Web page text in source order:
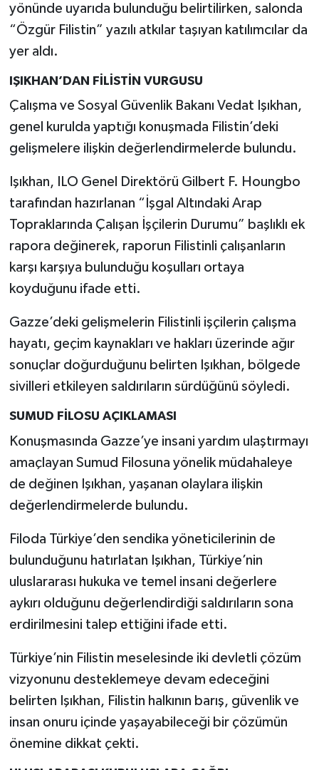
yönünde uyarıda bulunduğu belirtilirken, salonda
“Özgür Filistin” yazılı atkılar taşıyan katılımcılar da
yer aldı.
IŞIKHAN’DAN FİLİSTİN VURGUSU
Çalışma ve Sosyal Güvenlik Bakanı Vedat Işıkhan,
genel kurulda yaptığı konuşmada Filistin’deki
gelişmelere ilişkin değerlendirmelerde bulundu.
Işıkhan, ILO Genel Direktörü Gilbert F. Houngbo
tarafından hazırlanan “İşgal Altındaki Arap
Topraklarında Çalışan İşçilerin Durumu” başlıklı ek
rapora değinerek, raporun Filistinli çalışanların
karşı karşıya bulunduğu koşulları ortaya
koyduğunu ifade etti.
Gazze’deki gelişmelerin Filistinli işçilerin çalışma
hayatı, geçim kaynakları ve hakları üzerinde ağır
sonuçlar doğurduğunu belirten Işıkhan, bölgede
sivilleri etkileyen saldırıların sürdüğünü söyledi.
SUMUD FİLOSU AÇIKLAMASI
Konuşmasında Gazze’ye insani yardım ulaştırmayı
amaçlayan Sumud Filosuna yönelik müdahaleye
de değinen Işıkhan, yaşanan olaylara ilişkin
değerlendirmelerde bulundu.
Filoda Türkiye’den sendika yöneticilerinin de
bulunduğunu hatırlatan Işıkhan, Türkiye’nin
uluslararası hukuka ve temel insani değerlere
aykırı olduğunu değerlendirdiği saldırıların sona
erdirilmesini talep ettiğini ifade etti.
Türkiye’nin Filistin meselesinde iki devletli çözüm
vizyonunu desteklemeye devam edeceğini
belirten Işıkhan, Filistin halkının barış, güvenlik ve
insan onuru içinde yaşayabileceği bir çözümün
önemine dikkat çekti.